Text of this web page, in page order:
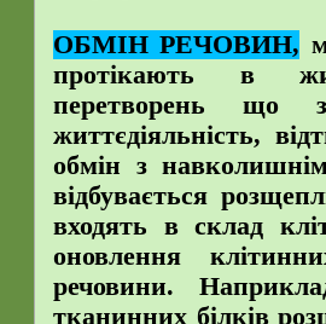
ОБМІН РЕЧОВИН,
протікають в
перетворень що
життєдіяльність,
обмін з
відбувається
входять в склад
оновлення
речовини.
тканинних білків